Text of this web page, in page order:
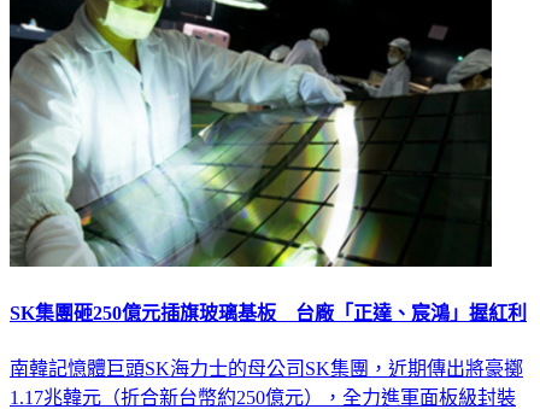
南韓記憶體巨頭SK海力士的母公司SK集團，近期傳出將豪擲